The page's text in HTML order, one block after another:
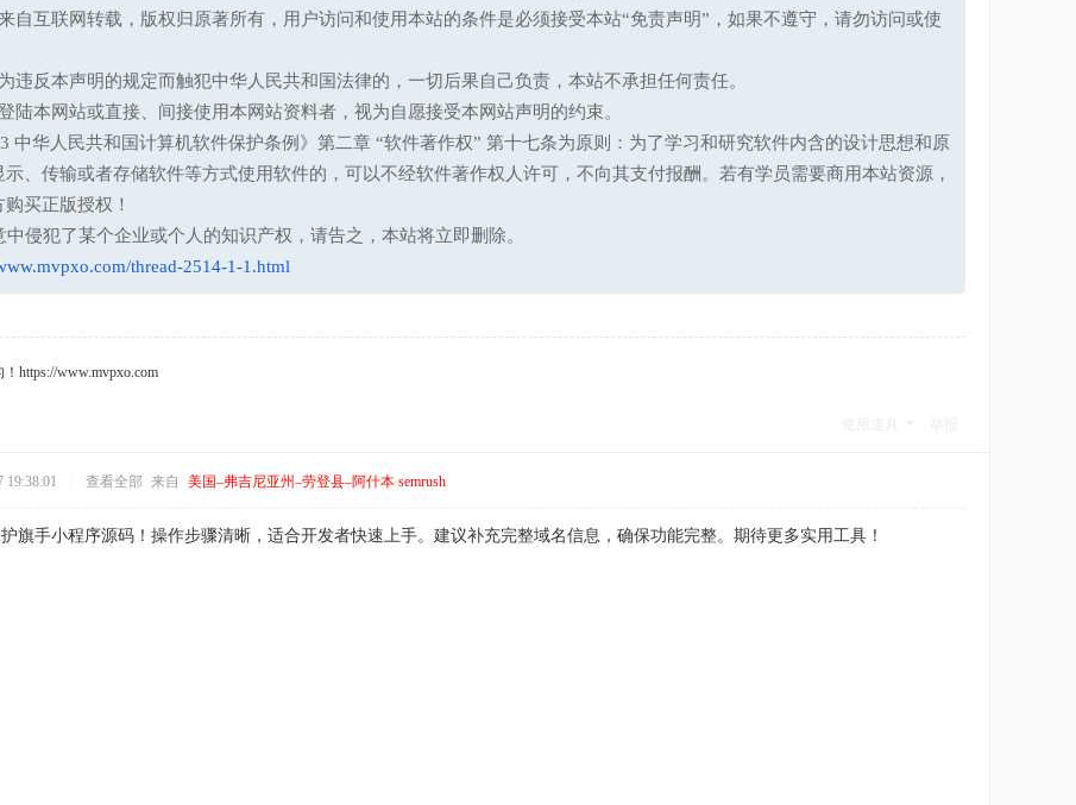
自互联网转载，版权归原著所有，用户访问和使用本站的条件是必须接受本站“免责声明”，如果不遵守，请勿访问或使
违反本声明的规定而触犯中华人民共和国法律的，一切后果自己负责，本站不承担任何责任。
陆本网站或直接、间接使用本网站资料者，视为自愿接受本网站声明的约束。
中华人民共和国计算机软件保护条例》第二章 “软件著作权” 第十七条为原则：为了学习和研究软件内含的设计思想和原
、传输或者存储软件等方式使用软件的，可以不经软件著作权人许可，不向其支付报酬。若有学员需要商用本站资源，
买正版授权！
中侵犯了某个企业或个人的知识产权，请告之，本站将立即删除。
thread-2514-1-1.html
https://www.mvpxo.com
19:38:01 查看全部 来自 美国–弗吉尼亚州–劳登县–阿什本 semrush
旗手小程序源码！操作步骤清晰，适合开发者快速上手。建议补充完整域名信息，确保功能完整。期待更多实用工具！